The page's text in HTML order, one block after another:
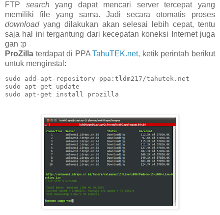
FTP search yang dapat mencari server tercepat yang
memiliki file yang sama. Jadi secara otomatis proses
downloadyang dilakukan akan selesai lebih cepat, tentu
saja hal ini tergantung dari kecepatan koneksi Internet juga
gan :p
ProZilla terdapat di PPATahuTEK.net, ketik perintah berikut
untuk menginstal:
sudo add-apt-repository ppa:tldm217/tahutek.net
sudo apt-get update
sudo apt-get install prozilla